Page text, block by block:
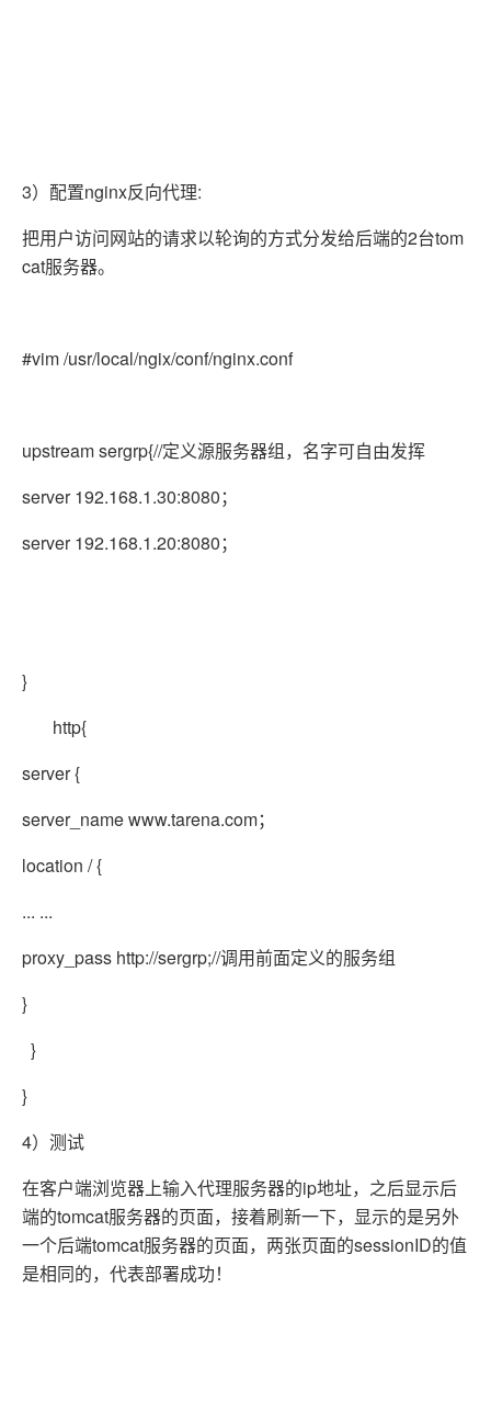
3）配置nginx反向代理:
把用户访问网站的请求以轮询的方式分发给后端的2台tom
cat服务器。
#vim /usr/local/ngix/conf/nginx.conf
upstream sergrp{//定义源服务器组，名字可自由发挥
server 192.168.1.30:8080；
server 192.168.1.20:8080；
}
http{
server {
server_name www.tarena.com；
location / {
... ...
proxy_pass http://sergrp;//调用前面定义的服务组
}
}
}
4）测试
在客户端浏览器上输入代理服务器的ip地址，之后显示后
端的tomcat服务器的页面，接着刷新一下，显示的是另外
一个后端tomcat服务器的页面，两张页面的sessionID的值
是相同的，代表部署成功！